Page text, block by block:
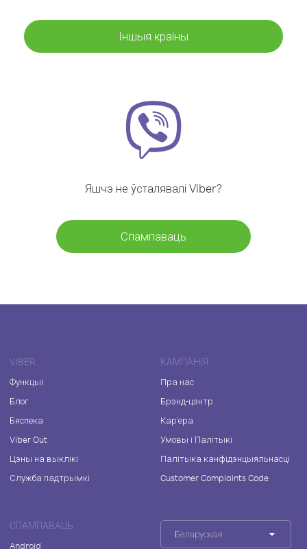
Іншыя краіны
Яшчэ не ўсталявалі Viber?
Спампаваць
VIBER
Функцыі
Блог
Бяспека
Viber Out
Цэны на выклікі
Служба падтрымкі
КАМПАНІЯ
Пра нас
Брэнд-цэнтр
Кар'ера
Умовы і Палітыкі
Палітыка канфідэнцыяльнасці
Customer Complaints Code
СПАМПАВАЦЬ
Android
Беларуская